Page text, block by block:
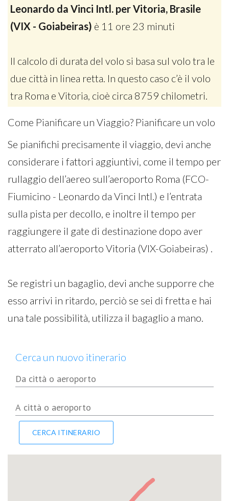
Leonardo da Vinci Intl. per Vitoria, Brasile
(VIX - Goiabeiras) è 11 ore 23 minuti
Il calcolo di durata del volo si basa sul volo tra le
due città in linea retta. In questo caso c’è il volo
tra Roma e Vitoria, cioè circa 8759 chilometri.
Come Pianificare un Viaggio? Pianificare un volo
Se pianifichi precisamente il viaggio, devi anche
considerare i fattori aggiuntivi, come il tempo per
rullaggio dell’aereo sull’aeroporto Roma (FCO-
Fiumicino - Leonardo da Vinci Intl.) e l’entrata
sulla pista per decollo, e inoltre il tempo per
raggiungere il gate di destinazione dopo aver
atterrato all’aeroporto Vitoria (VIX-Goiabeiras) .
Se registri un bagaglio, devi anche supporre che
esso arrivi in ritardo, perciò se sei di fretta e hai
una tale possibilità, utilizza il bagaglio a mano.
Cerca un nuovo itinerario